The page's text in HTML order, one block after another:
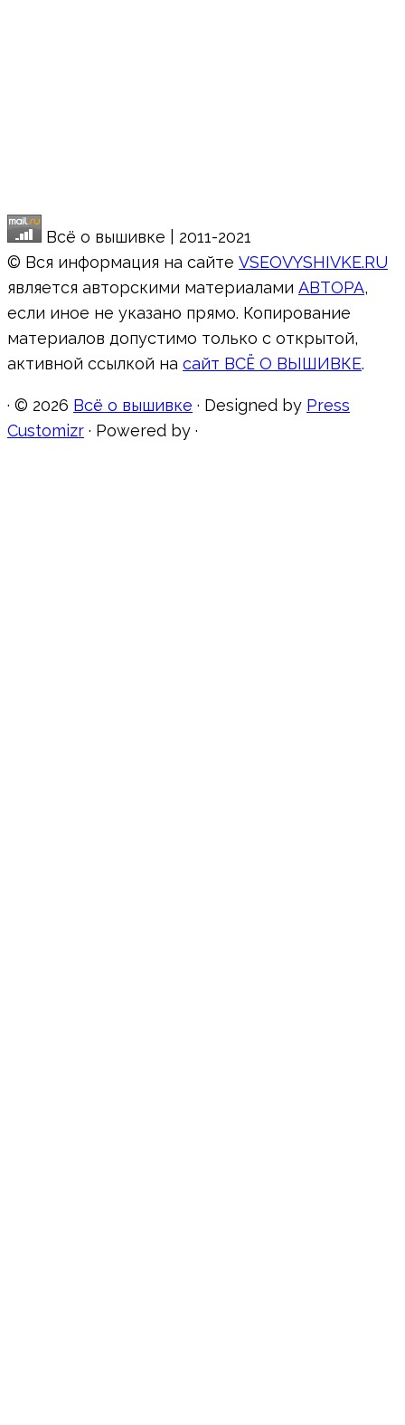
Всё о вышивке | 2011-2021
© Вся информация на сайте VSEOVYSHIVKE.RU
является авторскими материалами АВТОРА,
если иное не указано прямо. Копирование
материалов допустимо только с открытой,
активной ссылкой на сайт ВСЁ О ВЫШИВКЕ.
· © 2026 Всё о вышивке · Designed by Press
Customizr · Powered by ·